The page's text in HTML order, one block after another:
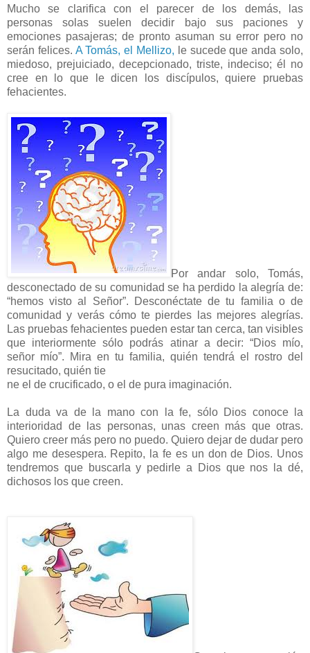
Mucho se clarifica con el parecer de los demás, las
personas solas suelen decidir bajo sus paciones y
emociones pasajeras; de pronto asuman su error pero no
serán felices. A Tomás, el Mellizo, le sucede que anda solo,
miedoso, prejuiciado, decepcionado, triste, indeciso; él no
cree en lo que le dicen los discípulos, quiere pruebas
fehacientes.
Por andar solo, Tomás,
desconectado de su comunidad se ha perdido la alegría de:
“hemos visto al Señor”. Desconéctate de tu familia o de
comunidad y verás cómo te pierdes las mejores alegrías.
Las pruebas fehacientes pueden estar tan cerca, tan visibles
que interiormente sólo podrás atinar a decir: “Dios mío,
señor mío”. Mira en tu familia, quién tendrá el rostro del
resucitado, quién tie
ne el de crucificado, o el de pura imaginación.
La duda va de la mano con la fe, sólo Dios conoce la
interioridad de las personas, unas creen más que otras.
Quiero creer más pero no puedo. Quiero dejar de dudar pero
algo me desespera. Repito, la fe es un don de Dios. Unos
tendremos que buscarla y pedirle a Dios que nos la dé,
dichosos los que creen.